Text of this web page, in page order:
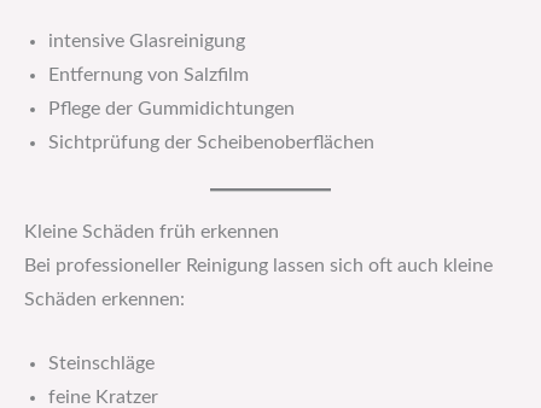
intensive Glasreinigung
Entfernung von Salzfilm
Pflege der Gummidichtungen
Sichtprüfung der Scheibenoberflächen
Kleine Schäden früh erkennen
Bei professioneller Reinigung lassen sich oft auch kleine
Schäden erkennen:
Steinschläge
feine Kratzer